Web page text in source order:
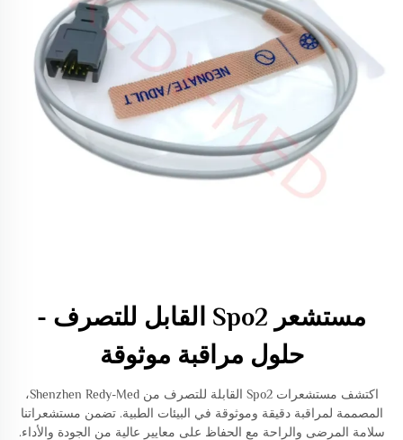
مستشعر Spo2 القابل للتصرف -
حلول مراقبة موثوقة
اكتشف مستشعرات Spo2 القابلة للتصرف من Shenzhen Redy-Med،
المصممة لمراقبة دقيقة وموثوقة في البيئات الطبية. تضمن مستشعراتنا
سلامة المرضى والراحة مع الحفاظ على معايير عالية من الجودة والأداء.